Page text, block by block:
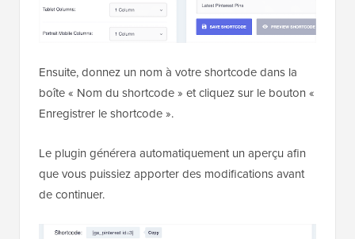
Ensuite, donnez un nom à votre shortcode dans la
boîte « Nom du shortcode » et cliquez sur le bouton «
Enregistrer le shortcode ».
Le plugin générera automatiquement un aperçu afin
que vous puissiez apporter des modifications avant
de continuer.